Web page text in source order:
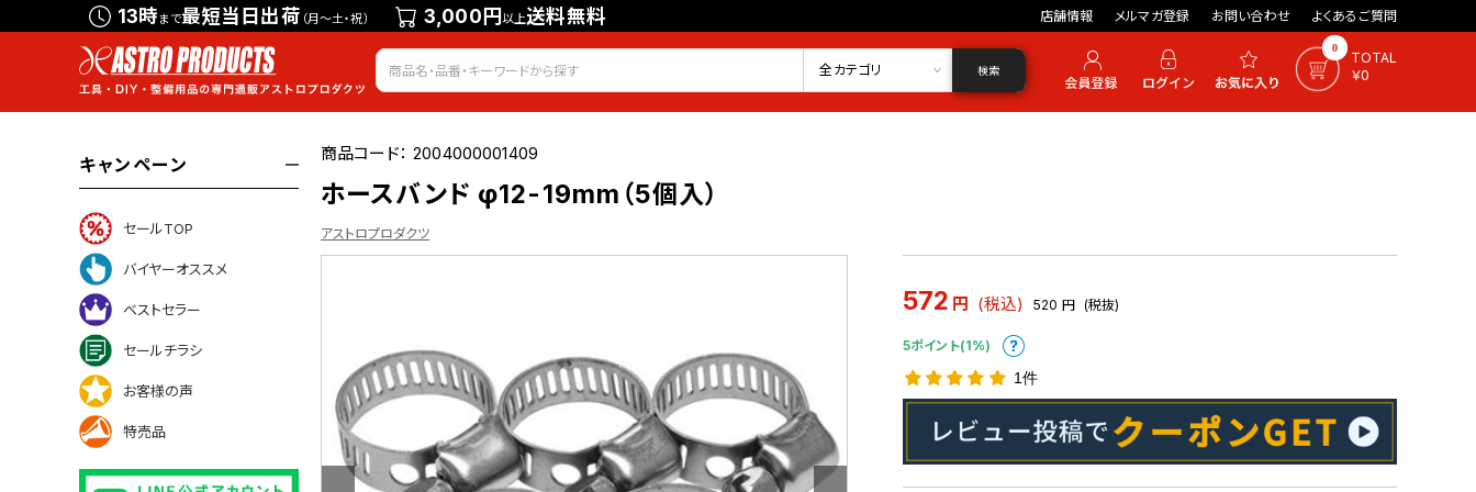
13時まで最短当日出荷 （月～土・祝） 3,000円以上送料無料 店舗情報 メルマガ登録 お問い合わせ よくあるご質問
会員登録 ログイン お気に入り 0
TOTAL
￥0
全カテゴリ 検索
キャンペーン
セールTOP
バイヤーオススメ
ベストセラー
セールチラシ
お客様の声
特売品
商品コード：2004000001409
ホースバンド φ12-19mm（5個入）
アストロプロダクツ
572 円 (税込) 520 円 (税抜)
5ポイント(1%)
1件